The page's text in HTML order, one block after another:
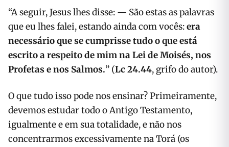
“A seguir, Jesus lhes disse: — São estas as palavras
que eu lhes falei, estando ainda com vocês:era
necessário que se cumprisse tudo o que está
escrito a respeito de mim na Lei de Moisés, nos
Profetas e nos Salmos.” (Lc 24.44, grifo do autor).
O que tudo isso pode nos ensinar? Primeiramente,
devemos estudar todo o Antigo Testamento,
igualmente e em sua totalidade, e não nos
concentrarmos excessivamente na Torá (os